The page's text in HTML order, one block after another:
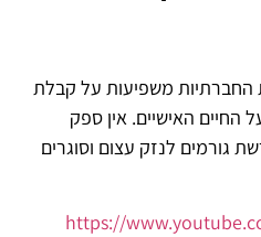
החברתיות משפיעות על קבלת
החיים האישיים. אין ספק
גורמים לנזק עצום וסוגרים
https://